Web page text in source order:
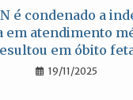
é condenado a
em atendimento
em óbito
19/11/2025